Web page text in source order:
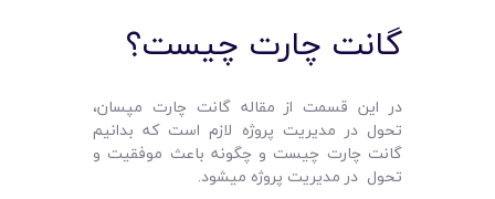
گانت چارت چیست؟
در این قسمت از مقاله گانت چارت مپسان،
تحول در مدیریت پروژه لازم است که بدانیم
گانت چارت چیست و چگونه باعث موفقیت و
تحول در مدیریت پروژه میشود.